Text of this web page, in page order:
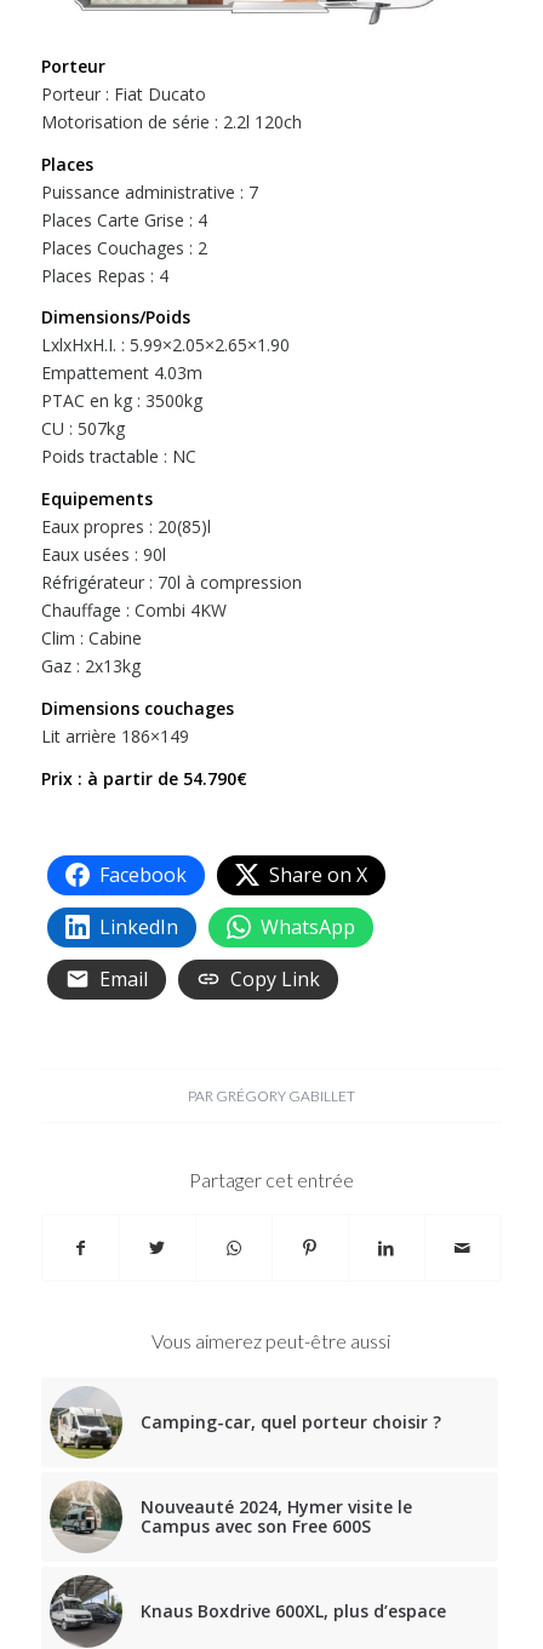
Porteur
Porteur : Fiat Ducato
Motorisation de série : 2.2l 120ch
Places
Puissance administrative : 7
Places Carte Grise : 4
Places Couchages : 2
Places Repas : 4
Dimensions/Poids
LxlxHxH.I. : 5.99×2.05×2.65×1.90
Empattement 4.03m
PTAC en kg : 3500kg
CU : 507kg
Poids tractable : NC
Equipements
Eaux propres : 20(85)l
Eaux usées : 90l
Réfrigérateur : 70l à compression
Chauffage : Combi 4KW
Clim : Cabine
Gaz : 2x13kg
Dimensions couchages
Lit arrière 186×149
Prix : à partir de 54.790€
Facebook
Share on X
LinkedIn
WhatsApp
Email
Copy Link
PAR GRÉGORY GABILLET
Partager cet entrée
Vous aimerez peut-être aussi
Camping-car, quel porteur choisir ?
Nouveauté 2024, Hymer visite le
Campus avec son Free 600S
Knaus Boxdrive 600XL, plus d’espace